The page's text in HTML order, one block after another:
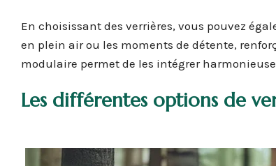
En choisissant des verrières, vous pouvez
en plein air ou les moments de détente,
modulaire permet de les intégrer
Les différentes options de